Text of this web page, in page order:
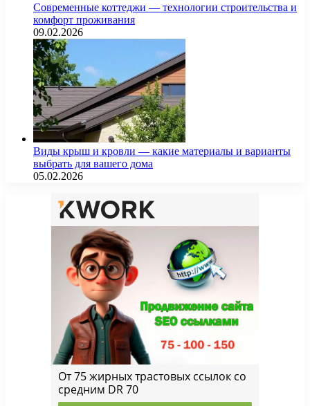
Современные коттеджи — технологии строительства и
комфорт проживания
09.02.2026
Виды крыш и кровли — какие материалы и варианты
выбрать для вашего дома
05.02.2026